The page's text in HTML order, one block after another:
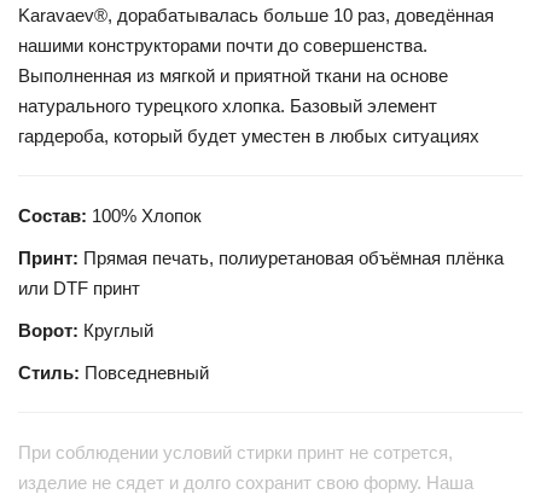
Karavaev®, дорабатывалась больше 10 раз, доведённая
нашими конструкторами почти до совершенства.
Выполненная из мягкой и приятной ткани на основе
натурального турецкого хлопка. Базовый элемент
гардероба, который будет уместен в любых ситуациях
Состав: 100% Хлопок
Принт: Прямая печать, полиуретановая объёмная плёнка
или DTF принт
Ворот: Круглый
Стиль: Повседневный
При соблюдении условий стирки принт не сотрется,
изделие не сядет и долго сохранит свою форму. Наша